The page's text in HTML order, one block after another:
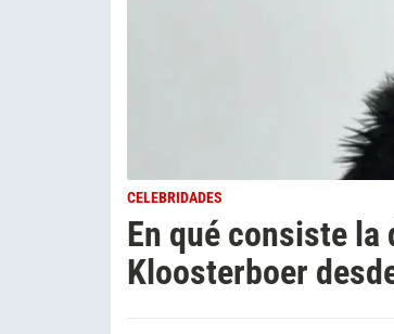
CELEBRIDADES
En qué consiste
Kloosterboer